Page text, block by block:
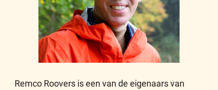
Remco Roovers is een van de eigenaars van